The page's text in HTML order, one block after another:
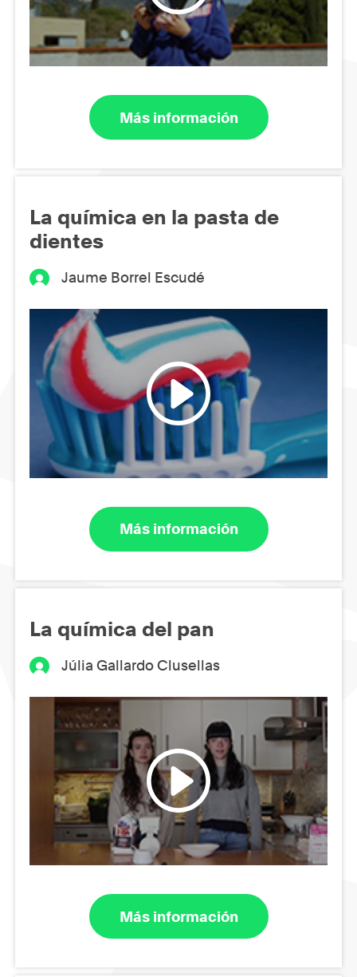
Más información
La química en la pasta de
dientes
Jaume Borrel Escudé
Más información
La química del pan
Júlia Gallardo Clusellas
Más información